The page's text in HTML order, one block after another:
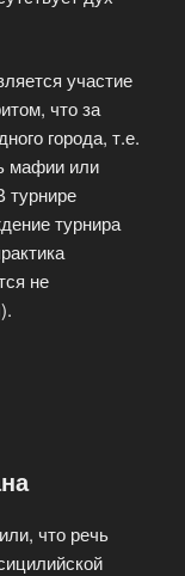
участие
что за
города, т.е.
мафии или
турнире
турнира
не
что речь